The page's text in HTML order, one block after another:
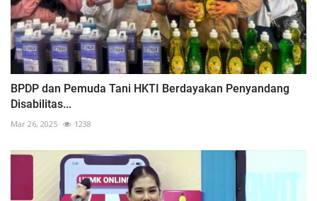
BPDP dan Pemuda Tani HKTI Berdayakan Penyandang
Disabilitas...
Mar 26, 2025 1238